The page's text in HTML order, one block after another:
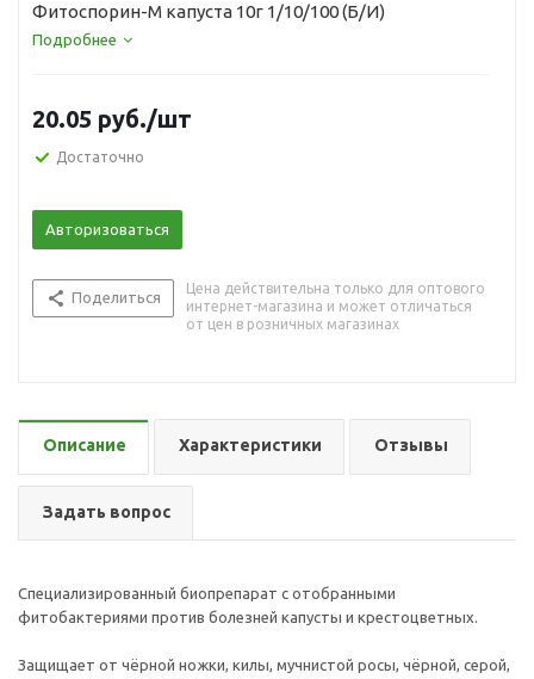
Фитоспорин-М капуста 10г 1/10/100 (Б/И)
Подробнее
20.05 руб./шт
Достаточно
Авторизоваться
Поделиться
Цена действительна только для оптового
интернет-магазина и может отличаться
от цен в розничных магазинах
Описание Характеристики Отзывы
Задать вопрос
Специализированный биопрепарат с отобранными
фитобактериями против болезней капусты и крестоцветных.
Защищает от чёрной ножки, килы, мучнистой росы, чёрной, серой,